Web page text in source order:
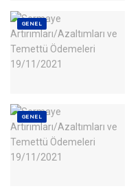
GENEL
GENEL